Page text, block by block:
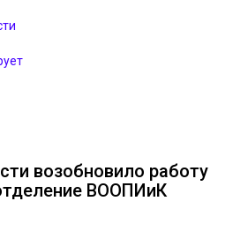
возобновило работу
ВООПИиК